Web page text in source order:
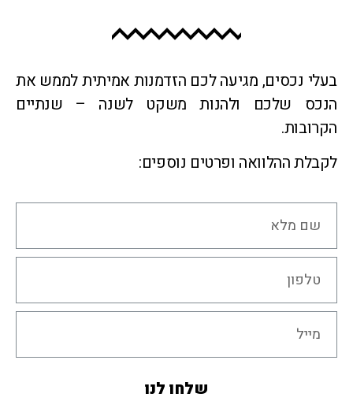
נכסים, מגיעה לכם הזדמנות אמיתית לממש את
שלכם ולהנות משקט לשנה – שנתיים
ההלוואה ופרטים נוספים:
שלחו לנו